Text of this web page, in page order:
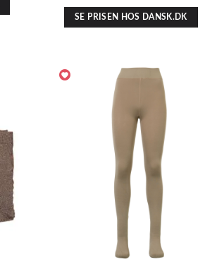
SE PRISEN HOS DANSK.DK